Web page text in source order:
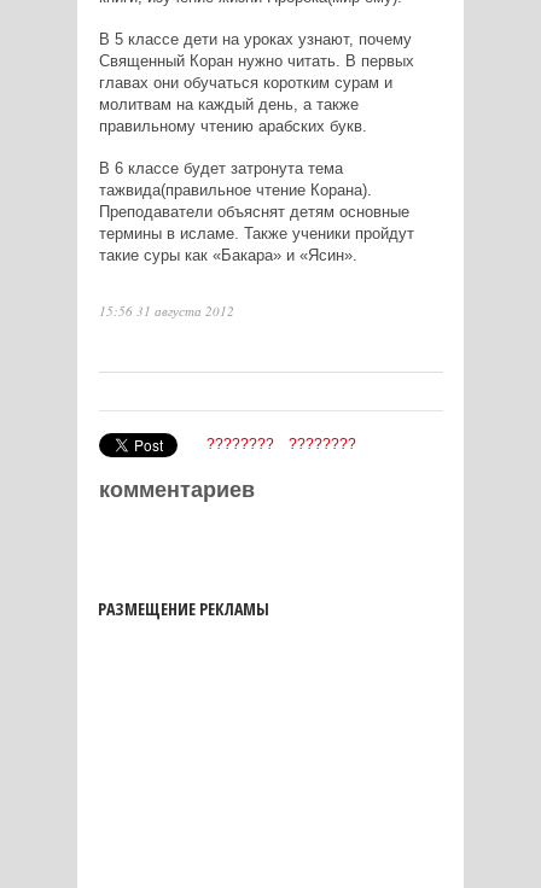
В 5 классе дети на уроках узнают, почему
Священный Коран нужно читать. В первых
главах они обучаться коротким сурам и
молитвам на каждый день, а также
правильному чтению арабских букв.
В 6 классе будет затронута тема
тажвида(правильное чтение Корана).
Преподаватели объяснят детям основные
термины в исламе. Также ученики пройдут
такие суры как «Бакара» и «Ясин».
15:56 31 августа 2012
???????? ????????
комментариев
РАЗМЕЩЕНИЕ РЕКЛАМЫ